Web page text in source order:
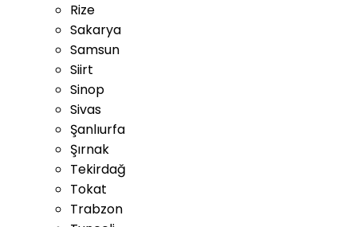
Rize
Sakarya
Samsun
Siirt
Sinop
Sivas
Şanlıurfa
Şırnak
Tekirdağ
Tokat
Trabzon